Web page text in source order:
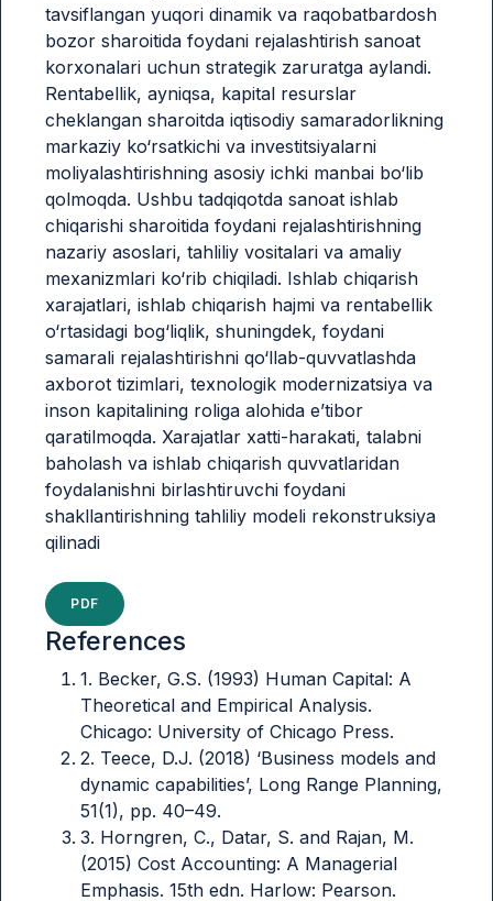
tavsiflangan yuqori dinamik va raqobatbardosh
bozor sharoitida foydani rejalashtirish sanoat
korxonalari uchun strategik zaruratga aylandi.
Rentabellik, ayniqsa, kapital resurslar
cheklangan sharoitda iqtisodiy samaradorlikning
markaziy ko‘rsatkichi va investitsiyalarni
moliyalashtirishning asosiy ichki manbai bo‘lib
qolmoqda. Ushbu tadqiqotda sanoat ishlab
chiqarishi sharoitida foydani rejalashtirishning
nazariy asoslari, tahliliy vositalari va amaliy
mexanizmlari ko‘rib chiqiladi. Ishlab chiqarish
xarajatlari, ishlab chiqarish hajmi va rentabellik
o‘rtasidagi bog‘liqlik, shuningdek, foydani
samarali rejalashtirishni qo‘llab-quvvatlashda
axborot tizimlari, texnologik modernizatsiya va
inson kapitalining roliga alohida e’tibor
qaratilmoqda. Xarajatlar xatti-harakati, talabni
baholash va ishlab chiqarish quvvatlaridan
foydalanishni birlashtiruvchi foydani
shakllantirishning tahliliy modeli rekonstruksiya
qilinadi
PDF
References
1. Becker, G.S. (1993) Human Capital: A
Theoretical and Empirical Analysis.
Chicago: University of Chicago Press.
2. Teece, D.J. (2018) ‘Business models and
dynamic capabilities’, Long Range Planning,
51(1), pp. 40–49.
3. Horngren, C., Datar, S. and Rajan, M.
(2015) Cost Accounting: A Managerial
Emphasis. 15th edn. Harlow: Pearson.